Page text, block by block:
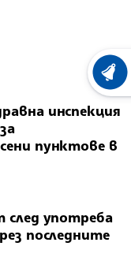
инспекция
пунктове в
след употреба
последните